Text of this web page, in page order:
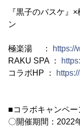
『黒子のバスケ』
ン
極楽湯 ：
https://
RAKU SPA ：
コラボHP ：
■コラボキャンペー
〇開催期間：2022